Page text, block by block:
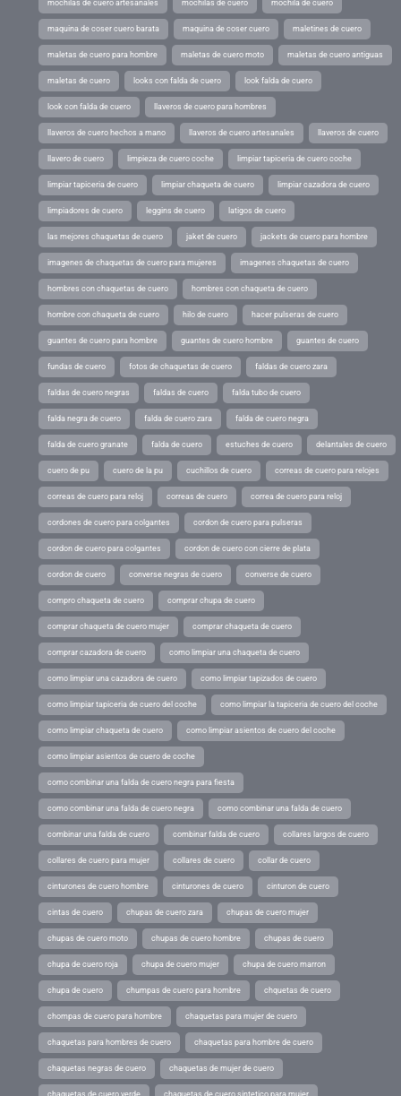
mochilas de cuero artesanales mochilas de cuero mochila de cuero
maquina de coser cuero barata maquina de coser cuero maletines de cuero
maletas de cuero para hombre maletas de cuero moto maletas de cuero antiguas
maletas de cuero looks con falda de cuero look falda de cuero
look con falda de cuero llaveros de cuero para hombres
llaveros de cuero hechos a mano llaveros de cuero artesanales llaveros de cuero
llavero de cuero limpieza de cuero coche limpiar tapiceria de cuero coche
limpiar tapiceria de cuero limpiar chaqueta de cuero limpiar cazadora de cuero
limpiadores de cuero leggins de cuero latigos de cuero
las mejores chaquetas de cuero jaket de cuero jackets de cuero para hombre
imagenes de chaquetas de cuero para mujeres imagenes chaquetas de cuero
hombres con chaquetas de cuero hombres con chaqueta de cuero
hombre con chaqueta de cuero hilo de cuero hacer pulseras de cuero
guantes de cuero para hombre guantes de cuero hombre guantes de cuero
fundas de cuero fotos de chaquetas de cuero faldas de cuero zara
faldas de cuero negras faldas de cuero falda tubo de cuero
falda negra de cuero falda de cuero zara falda de cuero negra
falda de cuero granate falda de cuero estuches de cuero delantales de cuero
cuero de pu cuero de la pu cuchillos de cuero correas de cuero para relojes
correas de cuero para reloj correas de cuero correa de cuero para reloj
cordones de cuero para colgantes cordon de cuero para pulseras
cordon de cuero para colgantes cordon de cuero con cierre de plata
cordon de cuero converse negras de cuero converse de cuero
compro chaqueta de cuero comprar chupa de cuero
comprar chaqueta de cuero mujer comprar chaqueta de cuero
comprar cazadora de cuero como limpiar una chaqueta de cuero
como limpiar una cazadora de cuero como limpiar tapizados de cuero
como limpiar tapiceria de cuero del coche como limpiar la tapiceria de cuero del coche
como limpiar chaqueta de cuero como limpiar asientos de cuero del coche
como limpiar asientos de cuero de coche
como combinar una falda de cuero negra para fiesta
como combinar una falda de cuero negra como combinar una falda de cuero
combinar una falda de cuero combinar falda de cuero collares largos de cuero
collares de cuero para mujer collares de cuero collar de cuero
cinturones de cuero hombre cinturones de cuero cinturon de cuero
cintas de cuero chupas de cuero zara chupas de cuero mujer
chupas de cuero moto chupas de cuero hombre chupas de cuero
chupa de cuero roja chupa de cuero mujer chupa de cuero marron
chupa de cuero chumpas de cuero para hombre chquetas de cuero
chompas de cuero para hombre chaquetas para mujer de cuero
chaquetas para hombres de cuero chaquetas para hombre de cuero
chaquetas negras de cuero chaquetas de mujer de cuero